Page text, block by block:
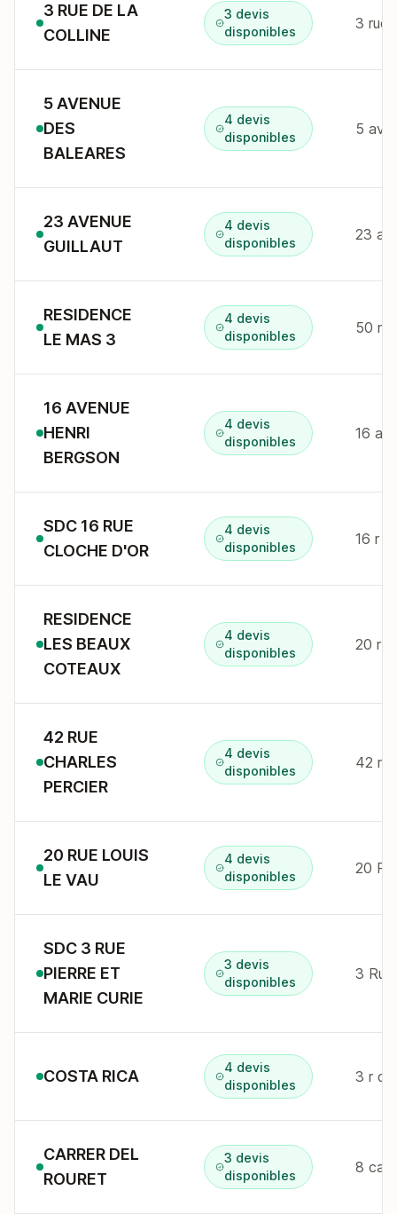
3 RUE DE LA
COLLINE
3 devis
disponibles
3 rue
5 AVENUE
DES
BALEARES
4 devis
disponibles
5 av
23 AVENUE
GUILLAUT
4 devis
disponibles
23 av
RESIDENCE
LE MAS 3
4 devis
disponibles
50 r
16 AVENUE
HENRI
BERGSON
4 devis
disponibles
16 av
SDC 16 RUE
CLOCHE D'OR
4 devis
disponibles
16 r
RESIDENCE
LES BEAUX
COTEAUX
4 devis
disponibles
20 r
42 RUE
CHARLES
PERCIER
4 devis
disponibles
42 r
20 RUE LOUIS
LE VAU
4 devis
disponibles
20
SDC 3 RUE
PIERRE ET
MARIE CURIE
3 devis
disponibles
3
COSTA RICA
4 devis
disponibles
3 r
CARRER DEL
ROURET
3 devis
disponibles
8